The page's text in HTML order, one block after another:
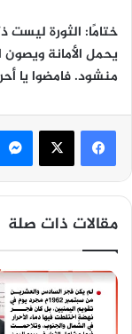
ختامًا: الثورة
يحمل الأمانة
منشود. فامضوا يا
مقالات ذات صلة